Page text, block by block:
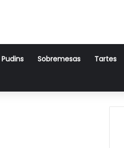
Pudins Sobremesas Tartes